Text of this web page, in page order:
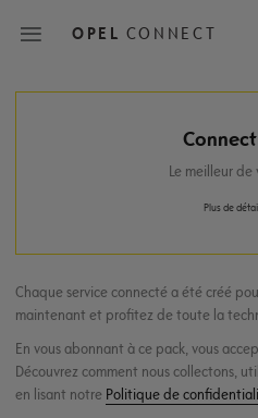
OPEL CONNECT
Connect
Plus de
Le meilleur de
Chaque service connecté a été créé
maintenant et profitez de toute la
En vous abonnant à ce pack, vous
Découvrez comment nous collectons,
en lisant notre Politique de